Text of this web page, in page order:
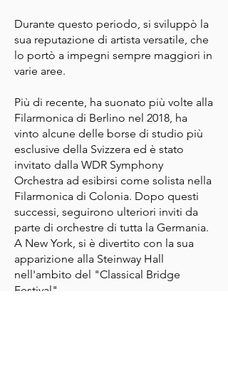
Durante questo periodo, si sviluppò la
sua reputazione di artista versatile, che
lo portò a impegni sempre maggiori in
varie aree.
Più di recente, ha suonato più volte alla
Filarmonica di Berlino nel 2018, ha
vinto alcune delle borse di studio più
esclusive della Svizzera ed è stato
invitato dalla WDR Symphony
Orchestra ad esibirsi come solista nella
Filarmonica di Colonia. Dopo questi
successi, seguirono ulteriori inviti da
parte di orchestre di tutta la Germania.
A New York, si è divertito con la sua
apparizione alla Steinway Hall
nell'ambito del "Classical Bridge
Festival".